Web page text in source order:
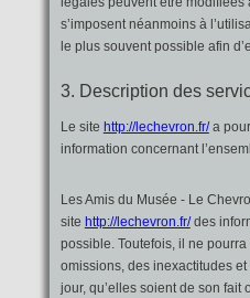
s’imposent néanmoins à
le plus souvent possible afin
3. Description des
Le site http://lechevron.fr/a
information concernant
Les Amis du Musée - Le
site http://lechevron.fr/des
possible. Toutefois, il ne
omissions, des inexactitudes
jour, qu’elles soient de son fait